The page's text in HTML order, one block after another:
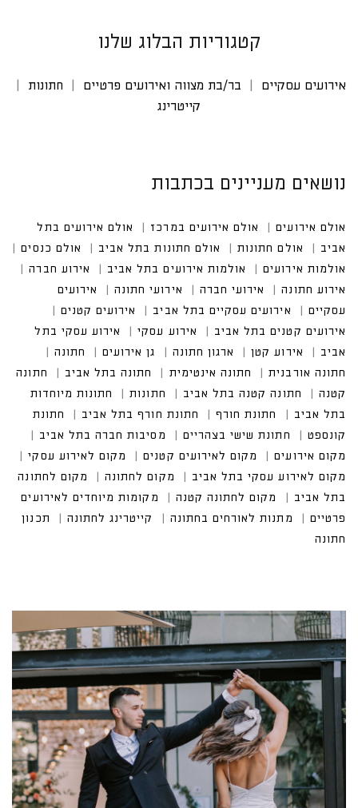
קטגוריות הבלוג שלנו
אירועים עסקיים בר/בת מצווה ואירועים פרטיים
חתונות
קייטרינג
נושאים מעניינים בכתבות
אולם אירועים אולם אירועים במרכז
אולם אירועים בתל
אביב
אולם חתונות אולם חתונות בתל אביב
אולם כנסים
אולמות אירועים
אולמות אירועים בתל אביב
אירוע חברה
אירוע חתונה
אירועי חברה אירועי חתונה
אירועים
עסקיים
אירועים עסקיים בתל אביב
אירועים קטנים
אירועים קטנים בתל אביב
אירוע עסקי
אירוע עסקי בתל
אביב
אירוע קטן ארגון חתונה גן אירועים
חתונה
חתונה אורבנית
חתונה אינטימית חתונה בתל אביב
חתונה
קטנה
חתונה קטנה בתל אביב חתונות
חתונות מיוחדות
בתל אביב
חתונת חורף חתונת חורף בתל אביב
חתונת
קונספט
חתונת שישי בצהריים
מסיבות חברה בתל אביב
מקום אירועים
מקום לאירועים קטנים
מקום לאירוע עסקי
מקום לאירוע עסקי בתל אביב
מקום לחתונה
מקום לחתונה
בתל אביב
מקום לחתונה קטנה
מקומות מיוחדים לאירועים
פרטיים
מתנות לאורחים בחתונה קייטרינג לחתונה
תכנון
חתונה